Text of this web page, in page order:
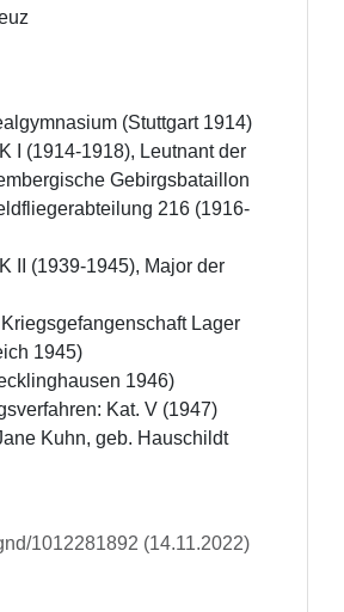
(Stuttgart 1914)
I (1914-1918), Leutnant der
Gebirgsbataillon
216 (1916-
II (1939-1945), Major der
Lager
1945)
1946)
Kat. V (1947)
Kuhn, geb. Hauschildt
1012281892 (14.11.2022)